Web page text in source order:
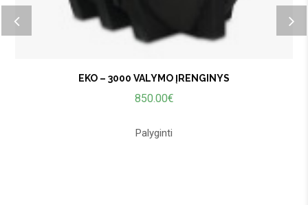
EKO – 3000 VALYMO ĮRENGINYS
850.00€
Palyginti